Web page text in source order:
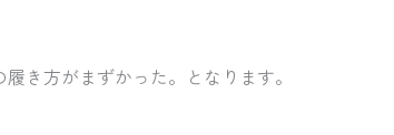
き方がまずかった。となります。